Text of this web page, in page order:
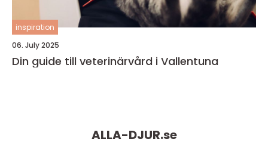
inspiration
06. July 2025
Din guide till veterinärvård i Vallentuna
ALLA-DJUR.se